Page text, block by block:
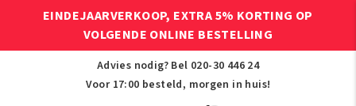
EINDEJAARVERKOOP, EXTRA 5% KORTING OP
VOLGENDE ONLINE BESTELLING
Advies nodig? Bel 020-30 446 24
Voor 17:00 besteld, morgen in huis!